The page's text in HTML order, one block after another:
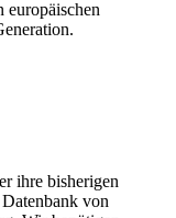
ihre bisherigen
von